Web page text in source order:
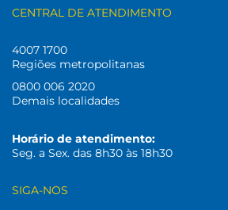
CENTRAL DE ATENDIMENTO
4007 1700
Regiões metropolitanas
0800 006 2020
Demais localidades
Horário de atendimento:
Seg. a Sex. das 8h30 às 18h30
SIGA-NOS